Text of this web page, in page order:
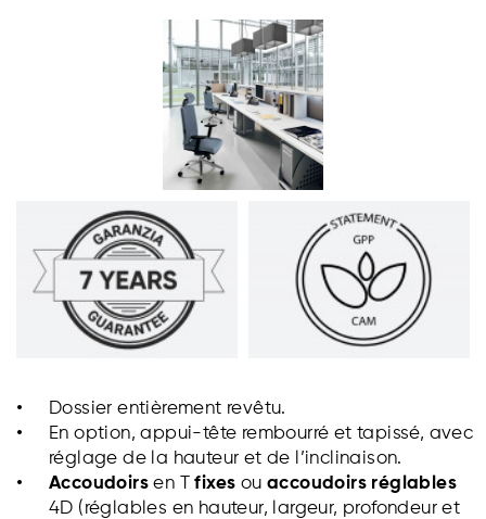
Dossier entièrement revêtu.
En option, appui-tête rembourré et tapissé, avec
réglage de la hauteur et de l’inclinaison.
Accoudoirsen T fixes ouaccoudoirs réglables
4D (réglables en hauteur, largeur, profondeur et